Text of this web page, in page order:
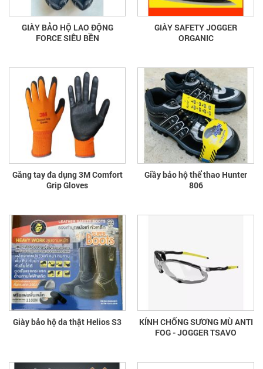
GIÀY BẢO HỘ LAO ĐỘNG
FORCE SIÊU BỀN
GIÀY SAFETY JOGGER
ORGANIC
Găng tay đa dụng 3M Comfort
Grip Gloves
Giầy bảo hộ thể thao Hunter
806
Giày bảo hộ da thật Helios S3
KÍNH CHỐNG SƯƠNG MÙ ANTI
FOG - JOGGER TSAVO